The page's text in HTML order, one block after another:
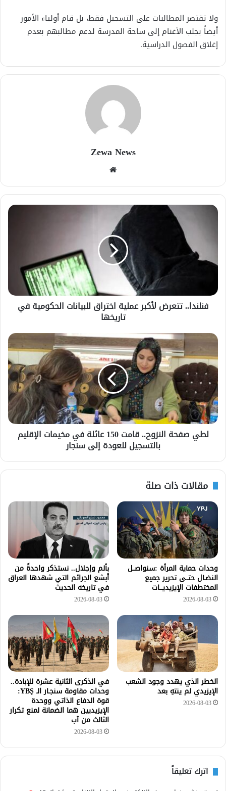
ولا تقتصر المطالبات على التسجيل فقط، بل قام أولياء الأمور
أيضاً بجلب الأغنام إلى ساحة المدرسة لدعم مطالبهم بعدم
إغلاق الفصول الدراسية.
Zewa News
فنلندا.. تتعرض لأكبر عملية اختراق للبيانات الحكومية في
تاريخها
لطي صفحة النزوح.. قامت 150 عائلة في مخيمات الإقليم
بالتسجيل للعودة إلى سنجار
مقالات ذات صلة
وحدات حماية المرأة :سنواصــل
النضـال حتــى تحرير جميع
المختطفات الإيزيديـــات
2026-08-03
بألم وإجلال.. نستذكر واحدةً من
أبشع الجرائم التي شهدها العراق
في تاريخه الحديث
2026-08-03
الخطر الذي يهدد وجود الشعب
الإيزيدي لم ينتهِ بعد
2026-08-03
في الذكرى الثانية عشرة للإبادة..
وحدات مقاومة سنجـار الـ YBŞ:
قوة الدفاع الذاتي ووحدة
الإيزيديين هما الضمانة لمنع تكرار
الثالث من آب
2026-08-03
اترك تعليقاً